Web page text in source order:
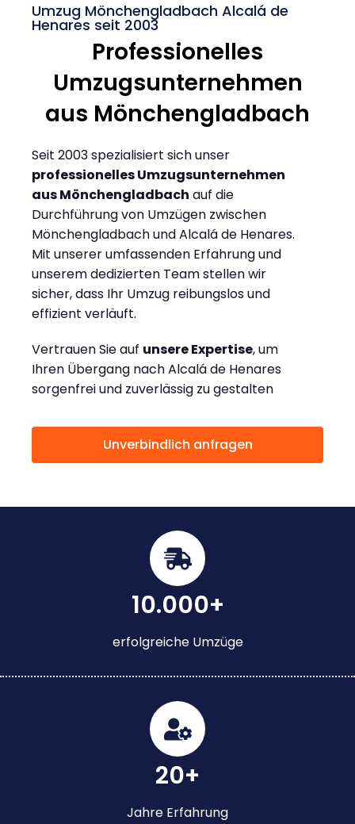
Umzug Mönchengladbach Alcalá de
Henares seit 2003
Professionelles
Umzugsunternehmen
aus Mönchengladbach
Seit 2003 spezialisiert sich unser
professionelles Umzugsunternehmen
aus Mönchengladbach auf die
Durchführung von Umzügen zwischen
Mönchengladbach und Alcalá de Henares.
Mit unserer umfassenden Erfahrung und
unserem dedizierten Team stellen wir
sicher, dass Ihr Umzug reibungslos und
effizient verläuft.
Vertrauen Sie auf unsere Expertise, um
Ihren Übergang nach Alcalá de Henares
sorgenfrei und zuverlässig zu gestalten
Unverbindlich anfragen
10.000+
erfolgreiche Umzüge
20+
Jahre Erfahrung